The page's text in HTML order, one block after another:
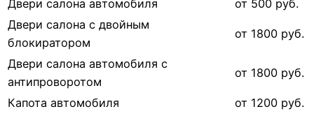
Двери салона автомобиля
от 500 руб.
Двери салона с двойным
блокиратором
от 1800 руб.
Двери салона автомобиля с
антипроворотом
от 1800 руб.
Капота автомобиля
от 1200 руб.